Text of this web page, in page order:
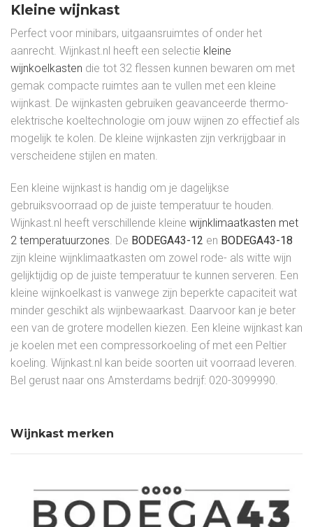
Kleine wijnkast
Perfect voor minibars, uitgaansruimtes of onder het
aanrecht. Wijnkast.nl heeft een selectie kleine
wijnkoelkasten die tot 32 flessen kunnen bewaren om met
gemak compacte ruimtes aan te vullen met een kleine
wijnkast. De wijnkasten gebruiken geavanceerde thermo-
elektrische koeltechnologie om jouw wijnen zo effectief als
mogelijk te kolen. De kleine wijnkasten zijn verkrijgbaar in
verscheidene stijlen en maten.
Een kleine wijnkast is handig om je dagelijkse
gebruiksvoorraad op de juiste temperatuur te houden.
Wijnkast.nl heeft verschillende kleine wijnklimaatkasten met
2 temperatuurzones. De BODEGA43-12 en BODEGA43-18
zijn kleine wijnklimaatkasten om zowel rode- als witte wijn
gelijktijdig op de juiste temperatuur te kunnen serveren. Een
kleine wijnkoelkast is vanwege zijn beperkte capaciteit wat
minder geschikt als wijnbewaarkast. Daarvoor kan je beter
een van de grotere modellen kiezen. Een kleine wijnkast kan
je koelen met een compressorkoeling of met een Peltier
koeling. Wijnkast.nl kan beide soorten uit voorraad leveren.
Bel gerust naar ons Amsterdams bedrijf: 020-3099990.
Wijnkast merken